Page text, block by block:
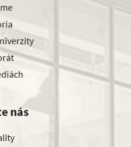
nás